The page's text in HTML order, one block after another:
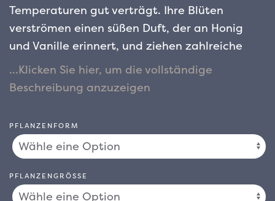
Temperaturen gut verträgt. Ihre Blüten
verströmen einen süßen Duft, der an Honig
und Vanille erinnert, und ziehen zahlreiche
Schmetterlinge an – daher der gebräuchliche
Name „Schmetterlingsstrauch“.
Buddleja 1893 nach Europa eingeführt und
verbreitete sich schnell dank ihrer
verschiedene Bodenarten, mit einer Vorliebe
PFLANZENFORM
PFLANZENGRÖSSE